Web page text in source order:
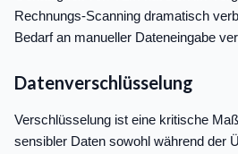
Rechnungs-Scanning dramatisch
Bedarf an manueller Dateneingabe
Datenverschlüsselung
Verschlüsselung ist eine kritische
sensibler Daten sowohl während der